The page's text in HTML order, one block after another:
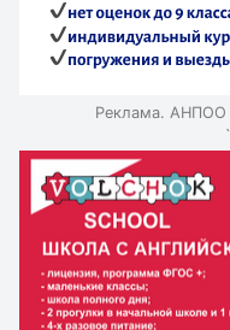
Реклама.